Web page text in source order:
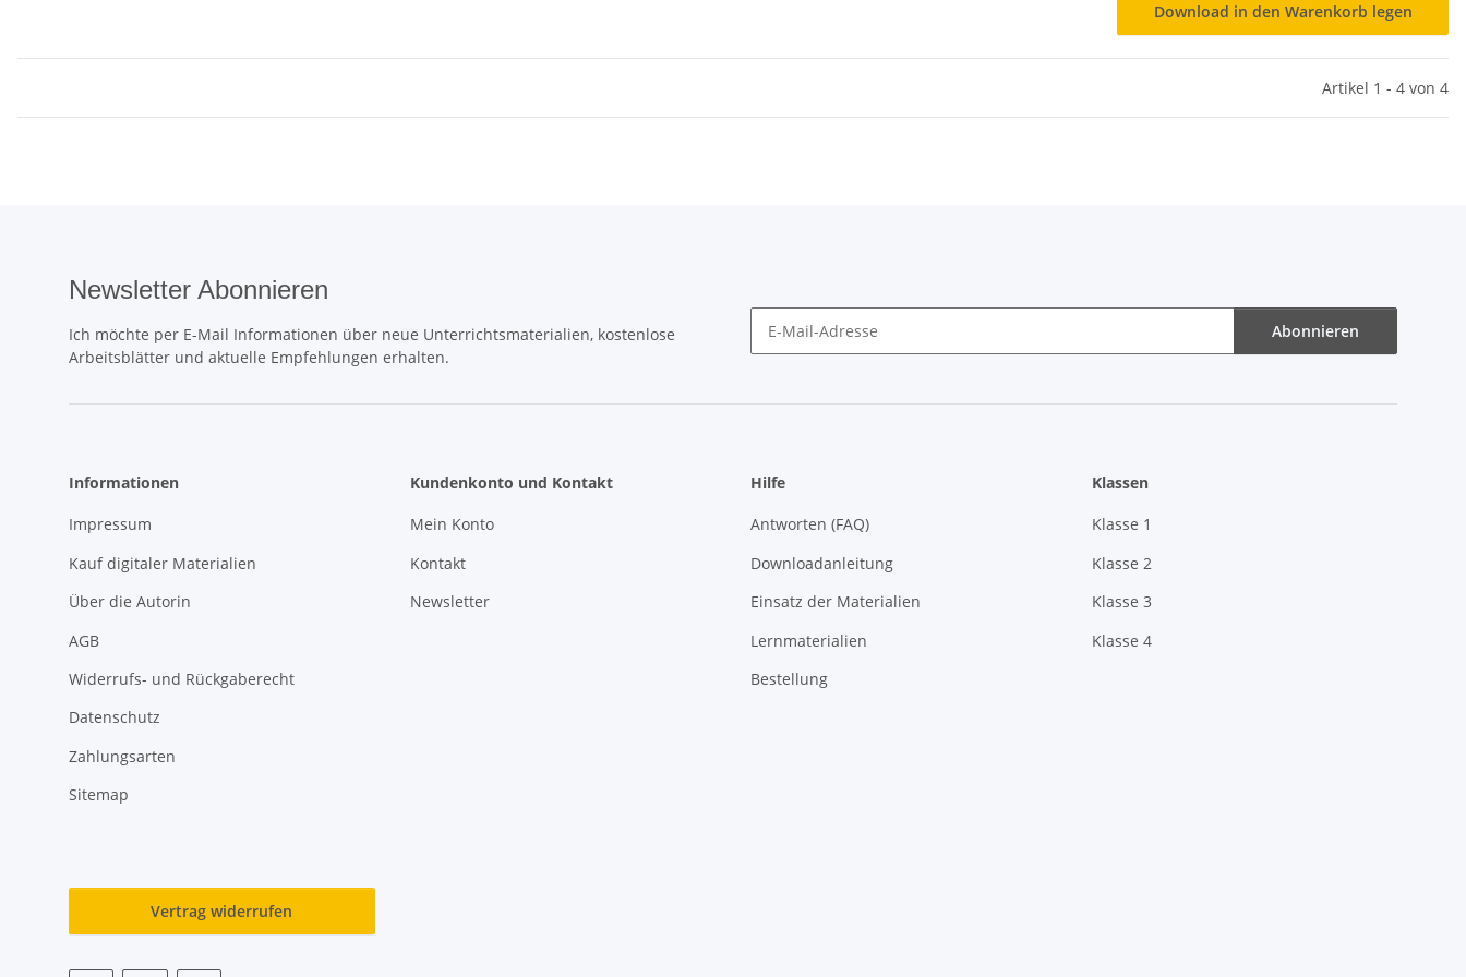
Download in den Warenkorb legen
Artikel 1 - 4 von 4
Newsletter Abonnieren
Ich möchte per E-Mail Informationen über neue Unterrichtsmaterialien, kostenlose
Arbeitsblätter und aktuelle Empfehlungen erhalten.
Abonnieren
Informationen
Impressum
Kauf digitaler Materialien
Über die Autorin
AGB
Widerrufs- und Rückgaberecht
Datenschutz
Zahlungsarten
Sitemap
Kundenkonto und Kontakt
Mein Konto
Kontakt
Newsletter
Hilfe
Antworten (FAQ)
Downloadanleitung
Einsatz der Materialien
Lernmaterialien
Bestellung
Klassen
Klasse 1
Klasse 2
Klasse 3
Klasse 4
Vertrag widerrufen